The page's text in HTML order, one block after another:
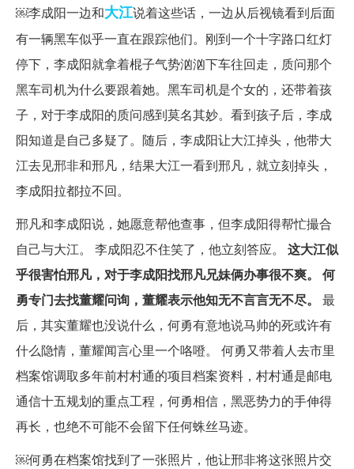
￼李成阳一边和大江说着这些话，一边从后视镜看到后面
有一辆黑车似乎一直在跟踪他们。刚到一个十字路口红灯
停下，李成阳就拿着棍子气势汹汹下车往回走，质问那个
黑车司机为什么要跟着她。黑车司机是个女的，还带着孩
子，对于李成阳的质问感到莫名其妙。看到孩子后，李成
阳知道是自己多疑了。随后，李成阳让大江掉头，他带大
江去见邢非和邢凡，结果大江一看到邢凡，就立刻掉头，
李成阳拉都拉不回。
邢凡和李成阳说，她愿意帮他查事，但李成阳得帮忙撮合
自己与大江。 李成阳忍不住笑了，他立刻答应。 这大江似
乎很害怕邢凡，对于李成阳找邢凡兄妹俩办事很不爽。
何
勇专门去找董耀问询，董耀表示他知无不言言无不尽。
最
后，其实董耀也没说什么，何勇有意地说马帅的死或许有
什么隐情，董耀闻言心里一个咯噔。 何勇又带着人去市里
档案馆调取多年前村村通的项目档案资料，村村通是邮电
通信十五规划的重点工程，何勇相信，黑恶势力的手伸得
再长，也绝不可能不会留下任何蛛丝马迹。
￼何勇在档案馆找到了一张照片，他让邢非将这张照片交